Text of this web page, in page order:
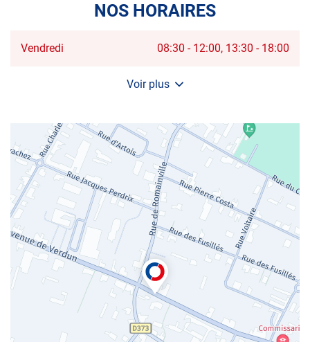
NOS HORAIRES
Horaires
Vendredi 08:30 - 12:00 13:30 - 18:00
Voir plus
et
d'ouverture
centre
AUTOSUR
MARLY